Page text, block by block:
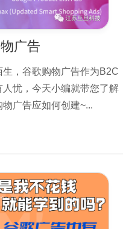
广告
，谷歌购物广告作为B2C
忧，今天小编就带您了解
广告应如何创建~...